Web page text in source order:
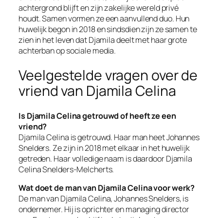
achtergrond blijft en zijn zakelijke wereld privé
houdt. Samen vormen ze een aanvullend duo. Hun
huwelijk begon in 2018 en sindsdien zijn ze samen te
zien in het leven dat Djamila deelt met haar grote
achterban op sociale media.
Veelgestelde vragen over de
vriend van Djamila Celina
Is Djamila Celina getrouwd of heeft ze een
vriend?
Djamila Celina is getrouwd. Haar man heet Johannes
Snelders. Ze zijn in 2018 met elkaar in het huwelijk
getreden. Haar volledige naam is daardoor Djamila
Celina Snelders-Melcherts.
Wat doet de man van Djamila Celina voor werk?
De man van Djamila Celina, Johannes Snelders, is
ondernemer. Hij is oprichter en managing director